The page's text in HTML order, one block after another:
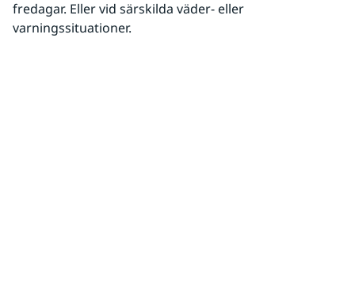
fredagar. Eller vid särskilda väder- eller
varningssituationer.